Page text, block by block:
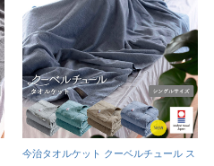
今治タオルケット クーベルチュール ス